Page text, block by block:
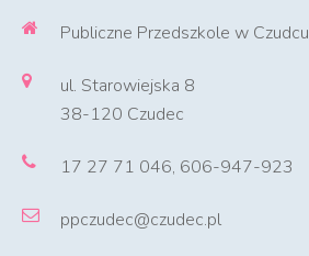
Publiczne Przedszkole w Czudcu
ul. Starowiejska 8
38-120 Czudec
17 27 71 046, 606-947-923
ppczudec@czudec.pl